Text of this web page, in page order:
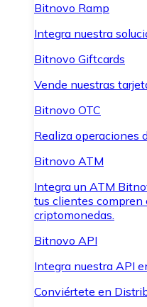
Bitnovo Ramp
Integra nuestra
Bitnovo Giftcards
Vende nuestras
Bitnovo OTC
Realiza operaciones
Bitnovo ATM
Integra un ATM
tus clientes compren
criptomonedas.
Bitnovo API
Integra nuestra API
Conviértete en